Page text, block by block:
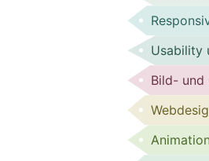
Usability
Bild- und